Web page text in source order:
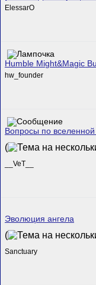
ElessarO
Humble Might&Magic
hw_founder
Вопросы по
(
__VeT__
Эволюция ангела
(
Sanctuary